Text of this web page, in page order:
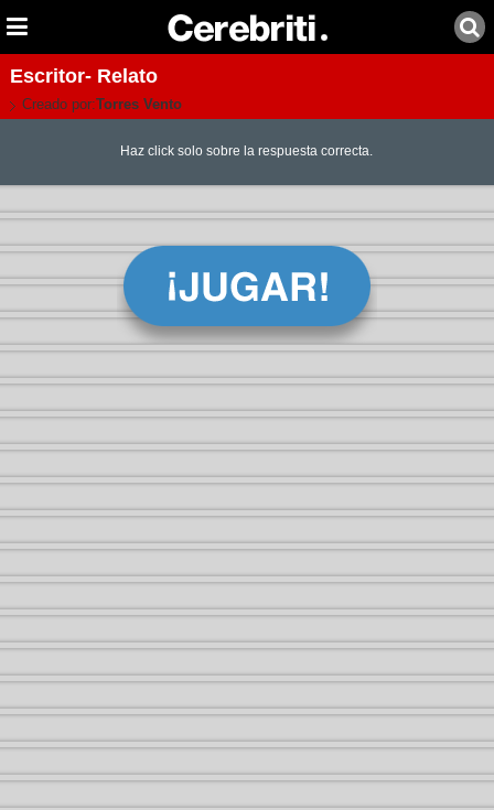
Escritor- Relato
Creado por:Torres Vento
Haz click solo sobre la respuesta correcta.